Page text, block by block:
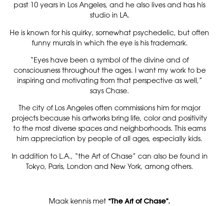
past 10 years in Los Angeles, and he also lives and has his
studio in LA.
He is known for his quirky, somewhat psychedelic, but often
funny murals in which the eye is his trademark.
“Eyes have been a symbol of the divine and of
consciousness throughout the ages. I want my work to be
inspiring and motivating from that perspective as well,”
says Chase.
The city of Los Angeles often commissions him for major
projects because his artworks bring life, color and positivity
to the most diverse spaces and neighborhoods. This earns
him appreciation by people of all ages, especially kids.
In addition to L.A., “the Art of Chase” can also be found in
Tokyo, Paris, London and New York, among others.
Maak kennis met “The Art of Chase”.